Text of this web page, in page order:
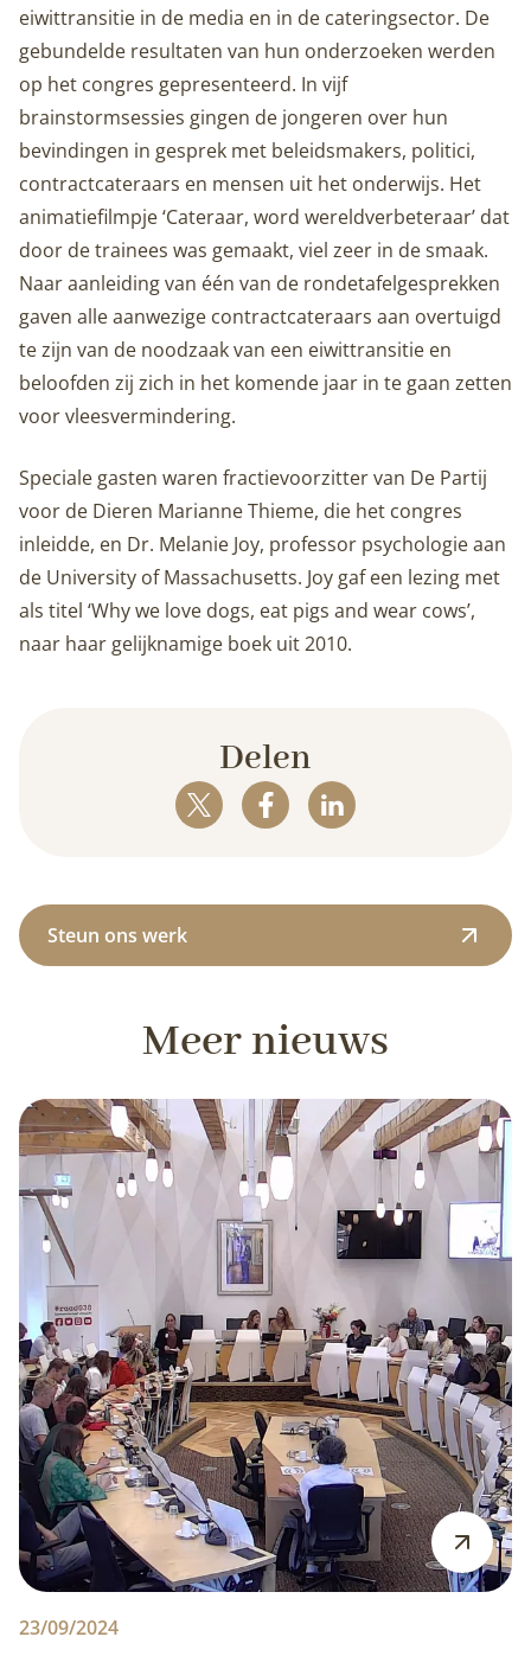
eiwittransitie in de media en in de cateringsector. De
gebundelde resultaten van hun onderzoeken werden
op het congres gepresenteerd. In vijf
brainstormsessies gingen de jongeren over hun
bevindingen in gesprek met beleidsmakers, politici,
contractcateraars en mensen uit het onderwijs. Het
animatiefilmpje ‘Cateraar, word wereldverbeteraar’ dat
door de trainees was gemaakt, viel zeer in de smaak.
Naar aanleiding van één van de rondetafelgesprekken
gaven alle aanwezige contractcateraars aan overtuigd
te zijn van de noodzaak van een eiwittransitie en
beloofden zij zich in het komende jaar in te gaan zetten
voor vleesvermindering.
Speciale gasten waren fractievoorzitter van De Partij
voor de Dieren Marianne Thieme, die het congres
inleidde, en Dr. Melanie Joy, professor psychologie aan
de University of Massachusetts. Joy gaf een lezing met
als titel ‘Why we love dogs, eat pigs and wear cows’,
naar haar gelijknamige boek uit 2010.
Delen
Steun ons werk
Meer nieuws
23/09/2024